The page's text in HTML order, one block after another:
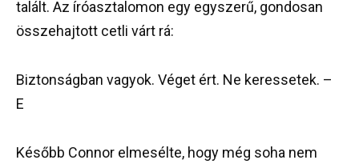
talált. Az íróasztalomon egy egyszerű, gondosan
összehajtott cetli várt rá:
Biztonságban vagyok. Véget ért. Ne keressetek. –
E
Később Connor elmesélte, hogy még soha nem